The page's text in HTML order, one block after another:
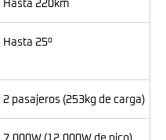
Hasta 220km
Hasta 25º
2 pasajeros (253kg de carga)